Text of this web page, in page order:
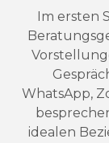
Im ersten
WhatsApp,
idealen